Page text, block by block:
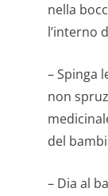
nella
l’interno
– Spinga
non
del
– Dia al